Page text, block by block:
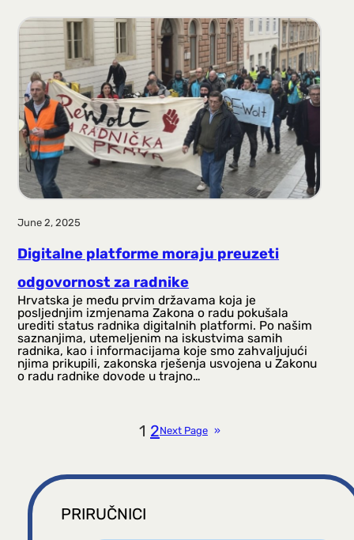
June 2, 2025
Digitalne platforme moraju preuzeti
odgovornost za radnike
Hrvatska je među prvim državama koja je
posljednjim izmjenama Zakona o radu pokušala
urediti status radnika digitalnih platformi. Po našim
saznanjima, utemeljenim na iskustvima samih
radnika, kao i informacijama koje smo zahvaljujući
njima prikupili, zakonska rješenja usvojena u Zakonu
o radu radnike dovode u trajno…
1 2Next Page »
PRIRUČNICI